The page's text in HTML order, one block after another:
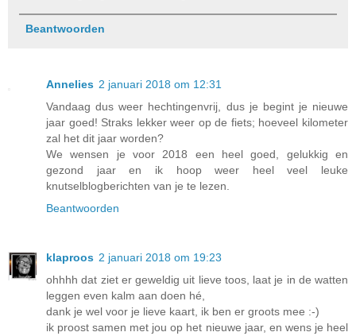
Beantwoorden
Annelies 2 januari 2018 om 12:31
Vandaag dus weer hechtingenvrij, dus je begint je nieuwe
jaar goed! Straks lekker weer op de fiets; hoeveel kilometer
zal het dit jaar worden?
We wensen je voor 2018 een heel goed, gelukkig en
gezond jaar en ik hoop weer heel veel leuke
knutselblogberichten van je te lezen.
Beantwoorden
klaproos 2 januari 2018 om 19:23
ohhhh dat ziet er geweldig uit lieve toos, laat je in de watten
leggen even kalm aan doen hé,
dank je wel voor je lieve kaart, ik ben er groots mee :-)
ik proost samen met jou op het nieuwe jaar, en wens je heel